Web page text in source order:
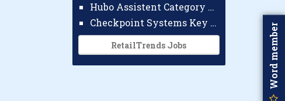
Hubo Assistent Category Manager
Checkpoint Systems Key Accountmanager Benelux
RetailTrends Jobs Word member